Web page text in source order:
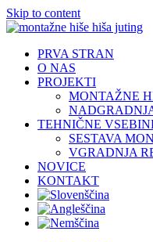
Skip to content
PRVA STRAN
O NAS
PROJEKTI
MONTAŽNE
TEHNIČNE
SESTAVA
VGRADNJA
NOVICE
KONTAKT